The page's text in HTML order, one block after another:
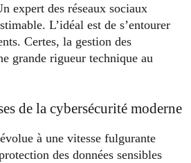
expert des réseaux sociaux
L’idéal est de s’entourer
Certes, la gestion des
grande rigueur technique au
de la cybersécurité moderne
à une vitesse fulgurante
des données sensibles